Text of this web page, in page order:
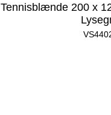
Tennisblænde 200 x